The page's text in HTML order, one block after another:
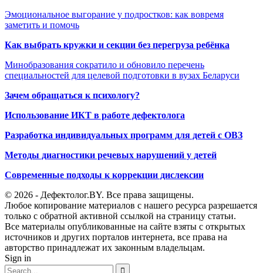
Эмоциональное выгорание у подростков: как вовремя
заметить и помочь
Как выбрать кружки и секции без перегруза ребёнка
Минобразования сократило и обновило перечень
специальностей для целевой подготовки в вузах Беларуси
Зачем обращаться к психологу?
Использование ИКТ в работе дефектолога
Разработка индивидуальных программ для детей с ОВЗ
Методы диагностики речевых нарушений у детей
Современные подходы к коррекции дислексии
© 2026 - Дефектолог.BY. Все права защищены.
Любое копирование материалов с нашего ресурса разрешается
только с обратной активной ссылкой на страницу статьи.
Все материалы опубликованные на сайте взяты с открытых
источников и других порталов интернета, все права на
авторство принадлежат их законным владельцам.
Sign in